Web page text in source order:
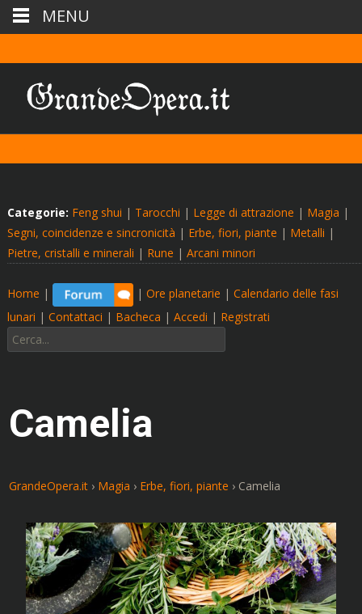
Categorie: Feng shui | Tarocchi | Legge di attrazione | Magia |
Segni, coincidenze e sincronicità | Erbe, fiori, piante | Metalli |
Pietre, cristalli e minerali | Rune | Arcani minori
Home | | Ore planetarie | Calendario delle fasi
lunari | Contattaci | Bacheca | Accedi | Registrati
Cerca:
Camelia
GrandeOpera.it › Magia › Erbe, fiori, piante › Camelia
MENU